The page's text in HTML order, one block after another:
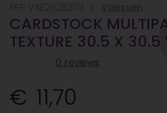
Vaessen
CARDSTOCK
TEXTURE 30.5 X 30.5
0 reviews
11,70